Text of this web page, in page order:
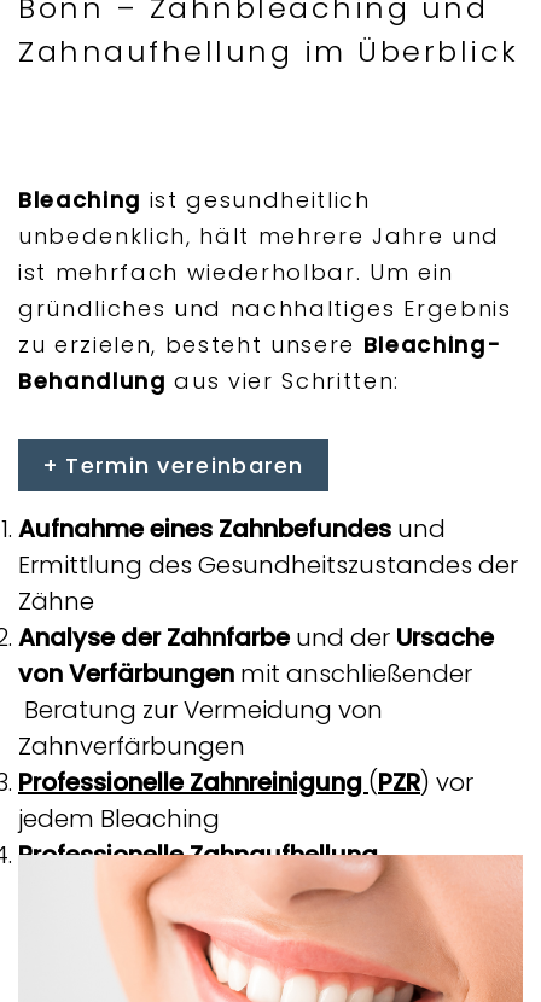
Zahnaufhellung im Überblick
Bleaching ist gesundheitlich
unbedenklich, hält mehrere Jahre und
ist mehrfach wiederholbar. Um ein
gründliches und nachhaltiges Ergebnis
zu erzielen, besteht unsere Bleaching-
Behandlung aus vier Schritten:
Termin vereinbaren
Aufnahme eines Zahnbefundes und
Ermittlung des Gesundheitszustandes der
Zähne
Analyse der Zahnfarbeund der Ursache
von Verfärbungen mit anschließender
Beratung zur Vermeidung von
Zahnverfärbungen
Professionelle Zahnreinigung (PZR) vor
jedem Bleaching
Professionelle Zahnaufhellung
Zahnbleaching Aufhellung der Zähne bis
zur gewünschten Zahnfarbe